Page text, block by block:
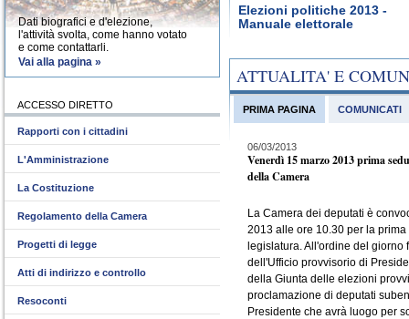
Elezioni politiche 2013 -
Manuale elettorale
ATTUALITA' E
PRIMA PAGINA
06/03/2013
Venerdì 15 marzo 2013 prima
della Camera
La Camera dei deputati è
2013 alle ore 10.30 per la
legislatura. All'ordine del giorno
dell'Ufficio provvisorio di
della Giunta delle elezioni
proclamazione di deputati
Presidente che avrà luogo per
COMUNICATI
Dati biografici e d'elezione,
l'attività svolta, come hanno votato
e come contattarli.
Vai alla pagina »
ACCESSO DIRETTO
Rapporti con i cittadini
L'Amministrazione
La Costituzione
Regolamento della Camera
Progetti di legge
Atti di indirizzo e controllo
Resoconti